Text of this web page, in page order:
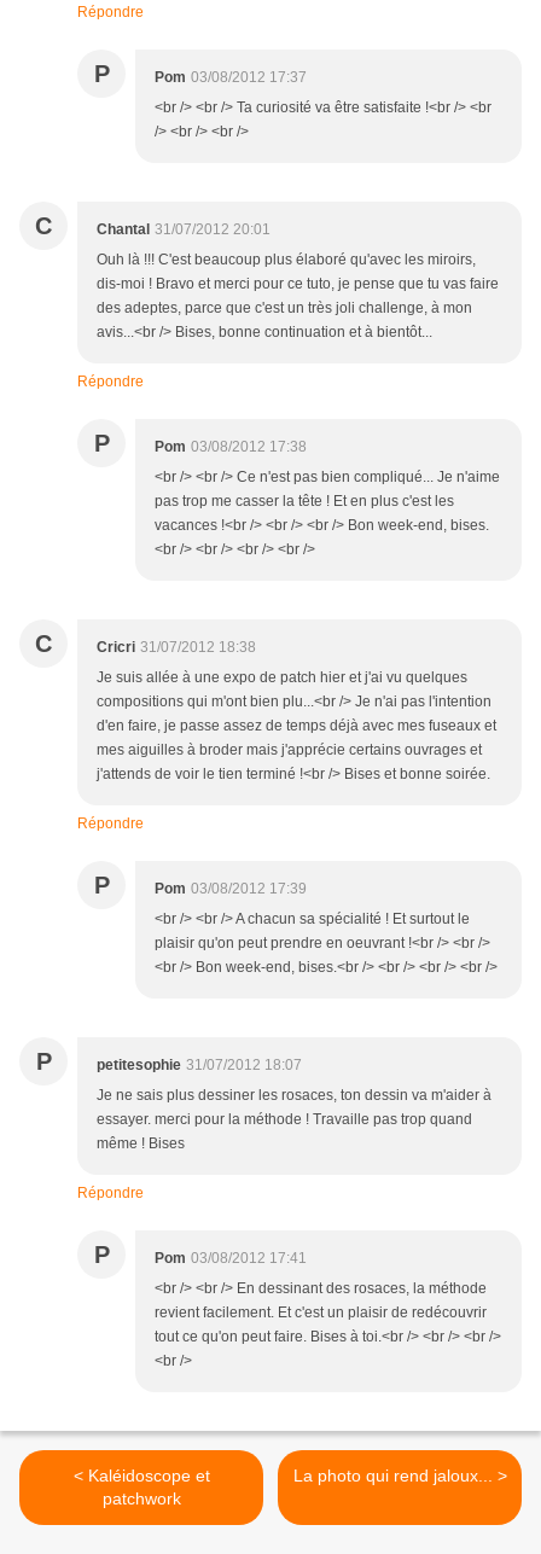
Répondre
P Pom 03/08/2012 17:37
<br /> <br /> Ta curiosité va être satisfaite !<br /> <br
/> <br /> <br />
C Chantal 31/07/2012 20:01
Ouh là !!! C'est beaucoup plus élaboré qu'avec les miroirs,
dis-moi ! Bravo et merci pour ce tuto, je pense que tu vas faire
des adeptes, parce que c'est un très joli challenge, à mon
avis...<br /> Bises, bonne continuation et à bientôt...
Répondre
P Pom 03/08/2012 17:38
<br /> <br /> Ce n'est pas bien compliqué... Je n'aime
pas trop me casser la tête ! Et en plus c'est les
vacances !<br /> <br /> <br /> Bon week-end, bises.
<br /> <br /> <br /> <br />
C Cricri 31/07/2012 18:38
Je suis allée à une expo de patch hier et j'ai vu quelques
compositions qui m'ont bien plu...<br /> Je n'ai pas l'intention
d'en faire, je passe assez de temps déjà avec mes fuseaux et
mes aiguilles à broder mais j'apprécie certains ouvrages et
j'attends de voir le tien terminé !<br /> Bises et bonne soirée.
Répondre
P Pom 03/08/2012 17:39
<br /> <br /> A chacun sa spécialité ! Et surtout le
plaisir qu'on peut prendre en oeuvrant !<br /> <br />
<br /> Bon week-end, bises.<br /> <br /> <br /> <br />
P petitesophie 31/07/2012 18:07
Je ne sais plus dessiner les rosaces, ton dessin va m'aider à
essayer. merci pour la méthode ! Travaille pas trop quand
même ! Bises
Répondre
P Pom 03/08/2012 17:41
<br /> <br /> En dessinant des rosaces, la méthode
revient facilement. Et c'est un plaisir de redécouvrir
tout ce qu'on peut faire. Bises à toi.<br /> <br /> <br />
<br />
< Kaléidoscope et
patchwork
La photo qui rend jaloux... >